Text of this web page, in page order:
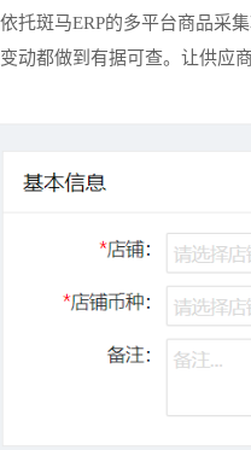
依托斑马ERP的多平台商品采
变动都做到有据可查。让供应